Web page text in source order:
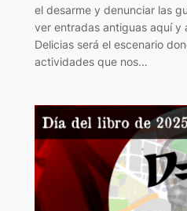
el desarme y denunciar las
ver entradas antiguas aquí y
Delicias será el escenario
actividades que nos…